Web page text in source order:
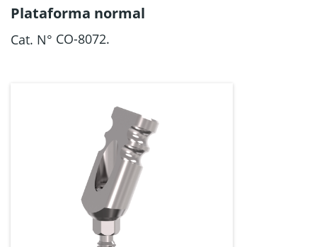
Plataforma normal
Cat. N° CO-8072.